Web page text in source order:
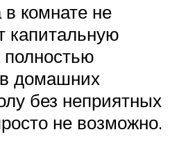
в комнате не
капитальную
полностью
в домашних
без неприятных
не возможно.